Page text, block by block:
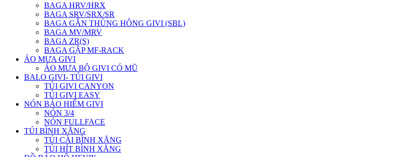
BAGA HRV/HRX
BAGA SRV/SRX/SR
BAGA GẮN THÙNG HÔNG GIVI (SBL)
BAGA MV/MRV
BAGA ZR(S)
BAGA GẬP MF-RACK
ÁO MƯA GIVI
ÁO MƯA BỘ GIVI CÓ MŨ
BALO GIVI- TÚI GIVI
TÚI GIVI CANYON
TÚI GIVI EASY
NÓN BẢO HIỂM GIVI
NÓN 3/4
NÓN FULLFACE
TÚI BÌNH XĂNG
TÚI CÀI BÌNH XĂNG
TÚI HÍT BÌNH XĂNG